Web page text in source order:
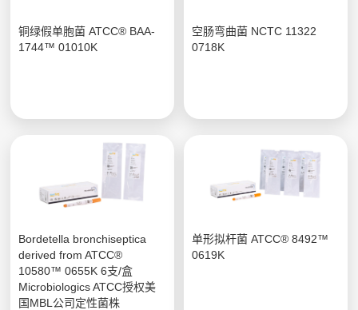
铜绿假单胞菌 ATCC® BAA-
1744™ 01010K
空肠弯曲菌 NCTC 11322
0718K
Bordetella bronchiseptica
derived from ATCC®
10580™ 0655K 6支/盒
Microbiologics ATCC授权美
国MBL公司定性菌株
单形拟杆菌 ATCC® 8492™
0619K